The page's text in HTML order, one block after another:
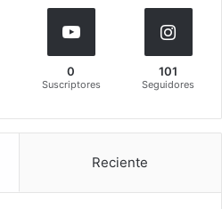
0
Suscriptores
101
Seguidores
Reciente